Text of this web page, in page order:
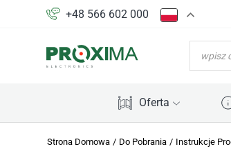
+48 566 602 000
Oferta
Strona Domowa / Do Pobrania / Instrukcje